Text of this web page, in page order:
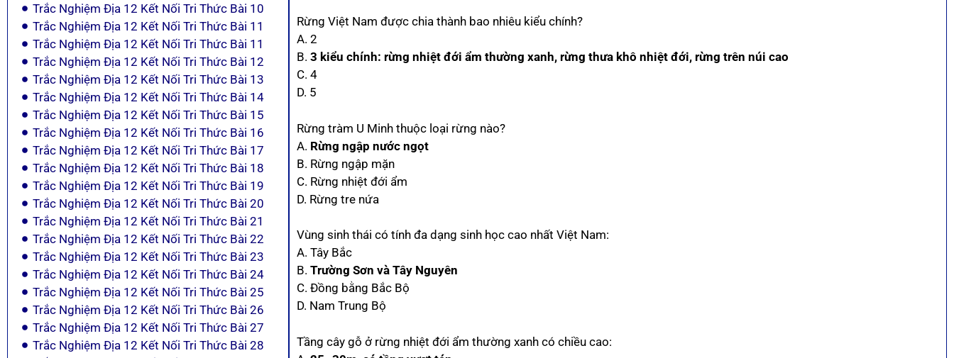
Trắc Nghiệm Địa 12 Kết Nối Tri Thức Bài 10
Trắc Nghiệm Địa 12 Kết Nối Tri Thức Bài 11
Trắc Nghiệm Địa 12 Kết Nối Tri Thức Bài 11
Trắc Nghiệm Địa 12 Kết Nối Tri Thức Bài 12
Trắc Nghiệm Địa 12 Kết Nối Tri Thức Bài 13
Trắc Nghiệm Địa 12 Kết Nối Tri Thức Bài 14
Trắc Nghiệm Địa 12 Kết Nối Tri Thức Bài 15
Trắc Nghiệm Địa 12 Kết Nối Tri Thức Bài 16
Trắc Nghiệm Địa 12 Kết Nối Tri Thức Bài 17
Trắc Nghiệm Địa 12 Kết Nối Tri Thức Bài 18
Trắc Nghiệm Địa 12 Kết Nối Tri Thức Bài 19
Trắc Nghiệm Địa 12 Kết Nối Tri Thức Bài 20
Trắc Nghiệm Địa 12 Kết Nối Tri Thức Bài 21
Trắc Nghiệm Địa 12 Kết Nối Tri Thức Bài 22
Trắc Nghiệm Địa 12 Kết Nối Tri Thức Bài 23
Trắc Nghiệm Địa 12 Kết Nối Tri Thức Bài 24
Trắc Nghiệm Địa 12 Kết Nối Tri Thức Bài 25
Trắc Nghiệm Địa 12 Kết Nối Tri Thức Bài 26
Trắc Nghiệm Địa 12 Kết Nối Tri Thức Bài 27
Trắc Nghiệm Địa 12 Kết Nối Tri Thức Bài 28
Rừng Việt Nam được chia thành bao nhiêu kiểu chính?
A. 2
B.3 kiểu chính: rừng nhiệt đới ẩm thường xanh, rừng thưa khô nhiệt đới, rừng trên núi cao
C. 4
D. 5
Rừng tràm U Minh thuộc loại rừng nào?
A. Rừng ngập nước ngọt
B. Rừng ngập mặn
C. Rừng nhiệt đới ẩm
D. Rừng tre nứa
Vùng sinh thái có tính đa dạng sinh học cao nhất Việt Nam:
A. Tây Bắc
B.Trường Sơn và Tây Nguyên
C. Đồng bằng Bắc Bộ
D. Nam Trung Bộ
Tầng cây gỗ ở rừng nhiệt đới ẩm thường xanh có chiều cao: